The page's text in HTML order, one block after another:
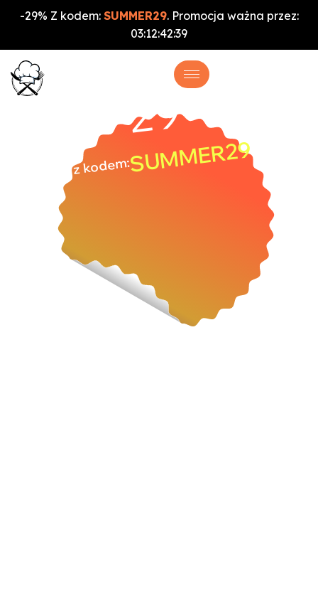
-29% Z kodem: SUMMER29. Promocja ważna przez:
03:12:42:39
-29%
z kodem:SUMMER29